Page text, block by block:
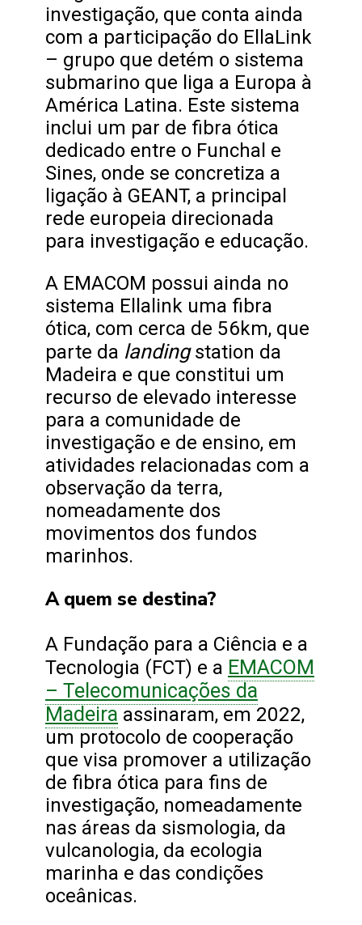
investigação, que conta ainda
com a participação do EllaLink
– grupo que detém o sistema
submarino que liga a Europa à
América Latina. Este sistema
inclui um par de fibra ótica
dedicado entre o Funchal e
Sines, onde se concretiza a
ligação à GEANT, a principal
rede europeia direcionada
para investigação e educação.
A EMACOM possui ainda no
sistema Ellalink uma fibra
ótica, com cerca de 56km, que
parte da landingstation da
Madeira e que constitui um
recurso de elevado interesse
para a comunidade de
investigação e de ensino, em
atividades relacionadas com a
observação da terra,
nomeadamente dos
movimentos dos fundos
marinhos.
A quem se destina?
A Fundação para a Ciência e a
Tecnologia (FCT) e a EMACOM
– Telecomunicações da
Madeira assinaram, em 2022,
um protocolo de cooperação
que visa promover a utilização
de fibra ótica para fins de
investigação, nomeadamente
nas áreas da sismologia, da
vulcanologia, da ecologia
marinha e das condições
oceânicas.